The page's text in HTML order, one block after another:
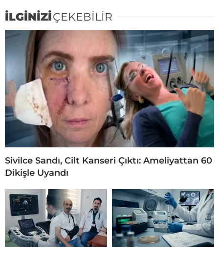
İLGİNİZİÇEKEBİLİR
Sivilce Sandı, Cilt Kanseri Çıktı: Ameliyattan 60
Dikişle Uyandı